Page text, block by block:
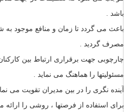
باشد .
باعث می گردد تا زمان و منافع موجود
مصرف گرديد .
چارچوبی جهت برقراری ارتباط بين کارکنان
مسئوليتها را هماهنگ می نمايد .
آينده نگری را در بين مديران تقويت می
برای استفاده از فرصتها ، روشی را